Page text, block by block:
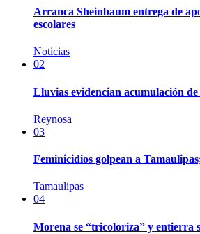
Arranca Sheinbaum entrega de
escolares
Noticias
02
Lluvias evidencian acumulación de
Reynosa
03
Feminicidios golpean a
Tamaulipas
04
Morena se “tricoloriza” y entierra